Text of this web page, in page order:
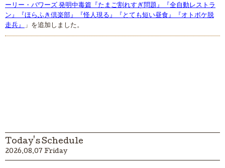
ーリー・バワーズ 発明中毒篇『たまご割れすぎ問題』『全自動レストラ
ン』『ほらふき倶楽部』『怪人現る』『とても短い昼食』『オトボケ脱
走兵』 」を追加しました。
Today's Schedule
2026.08.07 Friday